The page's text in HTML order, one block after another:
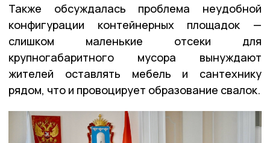
Также обсуждалась проблема неудобной
конфигурации контейнерных площадок —
слишком маленькие отсеки для
крупногабаритного мусора вынуждают
жителей оставлять мебель и сантехнику
рядом, что и провоцирует образование свалок.